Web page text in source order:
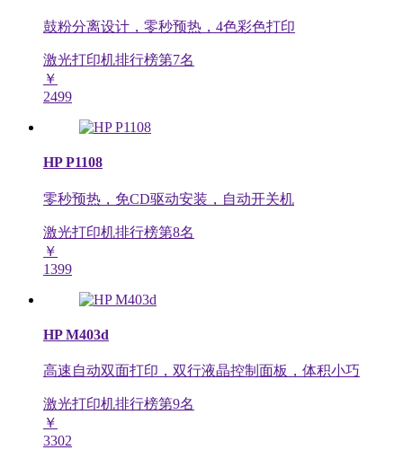
鼓粉分离设计，零秒预热，4色彩色打印
激光打印机排行榜第7名
￥
2499
HP P1108
零秒预热，免CD驱动安装，自动开关机
激光打印机排行榜第8名
￥
1399
HP M403d
高速自动双面打印，双行液晶控制面板，体积小巧
激光打印机排行榜第9名
￥
3302